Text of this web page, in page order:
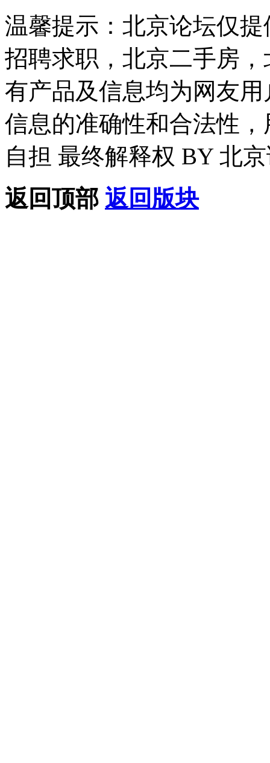
温馨提示：北京论坛仅
招聘求职，北京二手房
有产品及信息均为网友
信息的准确性和合法性
自担 最终解释权 BY 北
返回顶部 返回版块